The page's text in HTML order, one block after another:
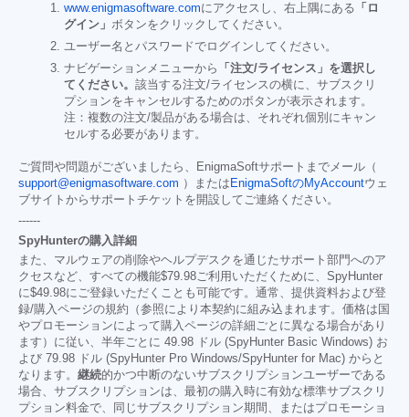
www.enigmasoftware.comにアクセスし、右上隅にある 「ロ
グイン」 ボタンをクリックしてください。
ユーザー名とパスワードでログインしてください。
ナビゲーションメニューから
「注文/ライセンス」を選択し
てください。 該当する注文/ライセンスの横に、サブスクリ
プションをキャンセルするためのボタンが表示されます。
注：複数の注文/製品がある場合は、それぞれ個別にキャン
セルする必要があります。
ご質問や問題がございましたら、EnigmaSoftサポートまでメール（
support@enigmasoftware.com ）または EnigmaSoftのMyAccountウェ
ブサイトからサポートチケットを開設してご連絡ください。
------
SpyHunterの購入詳細
また、マルウェアの削除やヘルプデスクを通じたサポート部門へのア
クセスなど、すべての機能$79.98ご利用いただくために、SpyHunter
に$49.98にご登録いただくことも可能です。通常、提供資料および登
録/購入ページの規約（参照により本契約に組み込まれます。価格は国
やプロモーションによって購入ページの詳細ごとに異なる場合があり
ます）に従い、半年ごとに 49.98 ドル (SpyHunter Basic Windows) お
よび 79.98 ドル (SpyHunter Pro Windows/SpyHunter for Mac) からと
なります。 継続的かつ中断のないサブスクリプションユーザーである
場合、サブスクリプションは、最初の購入時に有効な標準サブスクリ
プション料金で、同じサブスクリプション期間、またはプロモーショ